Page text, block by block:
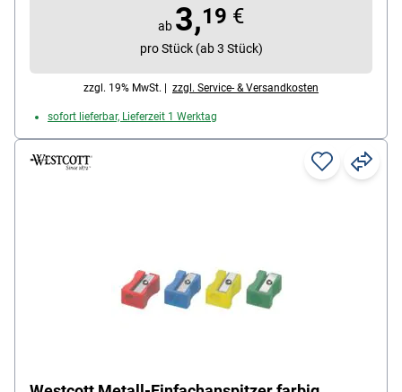
Material Spitzer: Metall, Material Behälter /
Verschluss: Kunststoff mit Recycling-Anteil,
Lieferumfang: 1 Dreifachanspitzer
ab 3,19 €
pro Stück (ab 3 Stück)
zzgl. 19% MwSt. | zzgl. Service- & Versandkosten
sofort lieferbar, Lieferzeit 1 Werktag